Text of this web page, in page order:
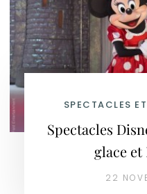
SPECTACLES
Spectacles
glace et
22